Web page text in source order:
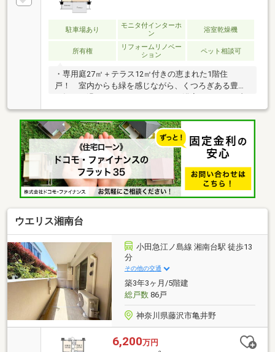
駐車場あり
モニタ付インターホ
ン
浴室乾燥機
所有権
リフォームリノベー
ション
ペット相談可
・専用庭27㎡＋テラス12㎡付きの恵まれた1階住
戸！ 室内からも緑を感じながら、くつろぎある豊か
装をすべて新調したフルリフォーム済み！ 入居後す
ぐに快適な暮らしをスタートできます。・297戸大規
模レジデンスの安心な管理体制！駐車場は全戸分完
備！・徒歩2分にコンビニ、小学校も徒歩11分の通学
圏内。 毎日の生活に必要な環境がしっかりと整って
います。湘南エリアの不動産を知り尽くしたスタッフ
が、資金計画から引き渡しまで丁寧にサポートしま
す。「家探しをHAPPYに」あなたの理想の暮らしを一
ウエリス湘南台
小田急江ノ島線 湘南台駅 徒歩13
分
その他の交通
築3年3ヶ月/5階建
総戸数86戸
神奈川県藤沢市亀井野
6,200万円